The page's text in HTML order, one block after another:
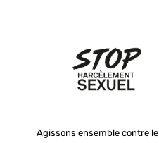
Agissons ensemble contre le